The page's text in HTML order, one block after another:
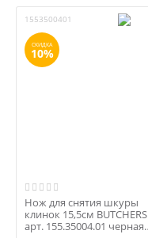
1553500401
СКИДКА
10%
Нож для снятия шкуры
клинок 15,5см BUTCHERS
арт. 155.35004.01 черная